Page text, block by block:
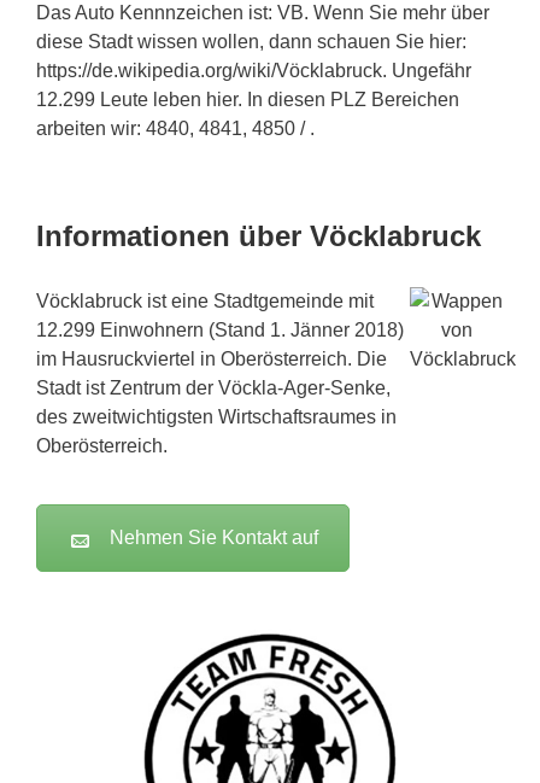
Das Auto Kennnzeichen ist: VB. Wenn Sie mehr über
diese Stadt wissen wollen, dann schauen Sie hier:
https://de.wikipedia.org/wiki/Vöcklabruck. Ungefähr
12.299 Leute leben hier. In diesen PLZ Bereichen
arbeiten wir: 4840, 4841, 4850 / .
Informationen über Vöcklabruck
Vöcklabruck ist eine Stadtgemeinde mit
12.299 Einwohnern (Stand 1. Jänner 2018)
im Hausruckviertel in Oberösterreich. Die
Stadt ist Zentrum der Vöckla-Ager-Senke,
des zweitwichtigsten Wirtschaftsraumes in
Oberösterreich.
Nehmen Sie Kontakt auf